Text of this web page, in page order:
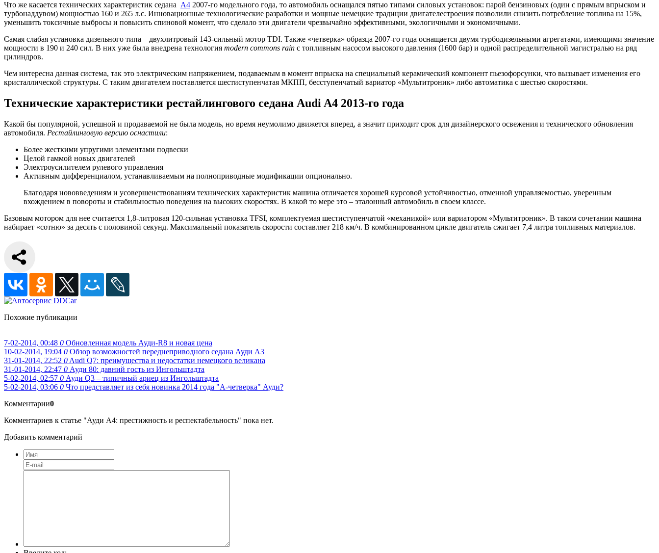
Что же касается технических характеристик седана A4 2007-го модельного года, то автомобиль оснащался пятью типами силовых установок: парой бензиновых (один с прямым впрыском и
турбонаддувом) мощностью 160 и 265 л.с. Инновационные технологические разработки и мощные немецкие традиции двигателестроения позволили снизить потребление топлива на 15%,
уменьшить токсичные выбросы и повысить спиновой момент, что сделало эти двигатели чрезвычайно эффективными, экологичными и экономичными.
Самая слабая установка дизельного типа – двухлитровый 143-сильный мотор TDI. Также «четверка» образца 2007-го года оснащается двумя турбодизельными агрегатами, имеющими значение
мощности в 190 и 240 сил. В них уже была внедрена технология modern commons rain с топливным насосом высокого давления (1600 бар) и одной распределительной магистралью на ряд
цилиндров.
Чем интересна данная система, так это электрическим напряжением, подаваемым в момент впрыска на специальный керамический компонент пьезофорсунки, что вызывает изменения его
кристаллической структуры. С таким двигателем поставляется шестиступенчатая МКПП, бесступенчатый вариатор «Мультитроник» либо автоматика с шестью скоростями.
Технические характеристики рестайлингового седана Audi A4 2013-го года
Какой бы популярной, успешной и продаваемой не была модель, но время неумолимо движется вперед, а значит приходит срок для дизайнерского освежения и технического обновления
автомобиля. Рестайлинговую версию оснастили:
Более жесткими упругими элементами подвески
Целой гаммой новых двигателей
Электроусилителем рулевого управления
Активным дифференциалом, устанавливаемым на полноприводные модификации опционально.
Благодаря нововведениям и усовершенствованиям технических характеристик машина отличается хорошей курсовой устойчивостью, отменной управляемостью, уверенным
вхождением в повороты и стабильностью поведения на высоких скоростях. В какой то мере это – эталонный автомобиль в своем классе.
Базовым мотором для нее считается 1,8-литровая 120-сильная установка TFSI, комплектуемая шестиступенчатой «механикой» или вариатором «Мультитроник». В таком сочетании машина
набирает «сотню» за десять с половиной секунд. Максимальный показатель скорости составляет 218 км/ч. В комбинированном цикле двигатель сжигает 7,4 литра топливных материалов.
Похожие публикации
7-02-2014, 00:48 0 Обновленная модель Ауди-R8 и новая цена
10-02-2014, 19:04 0 Обзор возможностей переднеприводного седана Ауди А3
31-01-2014, 22:52 0 Audi Q7: преимущества и недостатки немецкого великана
31-01-2014, 22:47 0 Ауди 80: давний гость из Ингольштадта
5-02-2014, 02:57 0 Ауди Q3 – типичный ариец из Ингольштадта
5-02-2014, 03:06 0 Что представляет из себя новинка 2014 года "А-четверка" Ауди?
Комментарии0
Комментариев к статье "Ауди A4: престижность и респектабельность" пока нет.
Добавить комментарий